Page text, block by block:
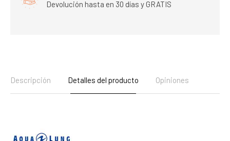
Devolución hasta en 30 días y GRATIS
Descripción Detalles del producto Opiniones